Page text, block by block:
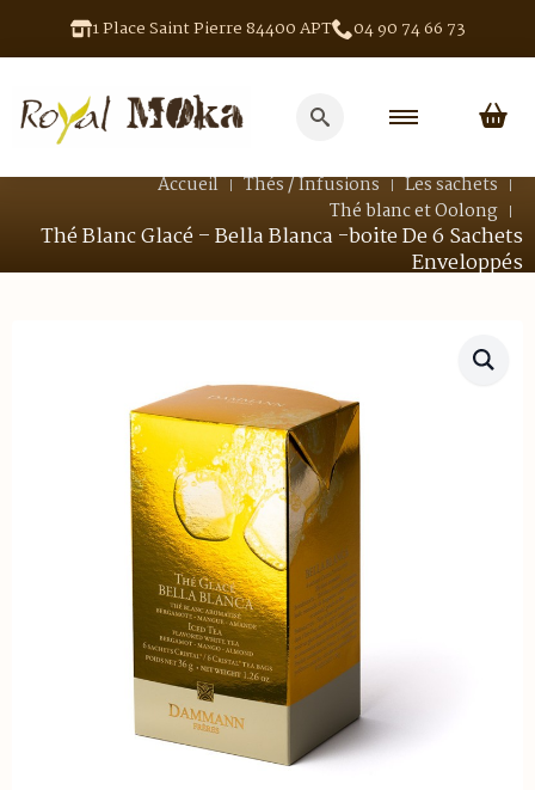
1 Place Saint Pierre 84400 APT 04 90 74 66 73
for:
Accueil Thés / Infusions
Les sachets
Thé blanc et Oolong
Thé Blanc Glacé – Bella Blanca -boite De 6 Sachets
Enveloppés